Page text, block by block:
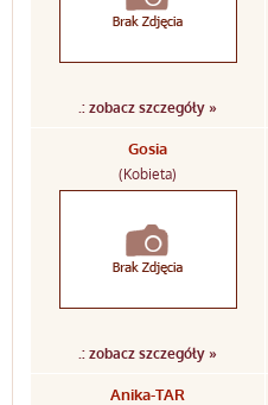
.: zobacz szczegóły »
Gosia
(Kobieta)
.: zobacz szczegóły »
Anika-TAR